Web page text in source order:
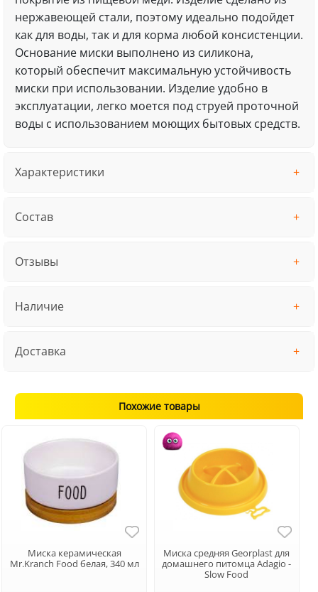
нержавеющей стали, поэтому идеально подойдет
как для воды, так и для корма любой консистенции.
Основание миски выполнено из силикона,
который обеспечит максимальную устойчивость
миски при использовании. Изделие удобно в
эксплуатации, легко моется под струей проточной
воды с использованием моющих бытовых средств.
Характеристики
Состав
Отзывы
Наличие
Доставка
Похожие товары
Миска керамическая
Mr.Kranch Food белая, 340 мл
Миска средняя Georplast для
домашнего питомца Adagio -
Slow Food